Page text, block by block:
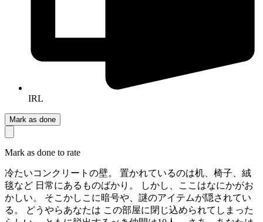
IRL
Mark as done
Mark as done to rate
冷たいコンクリートの壁。 置かれているのは机、椅子、絨
毯など 日常にあるものばかり。 しかし、ここはなにかがお
かしい。 そこかしこに暗号や、謎のアイテムが隠されてい
る。 どうやらあなたは この部屋に閉じ込められてしまった